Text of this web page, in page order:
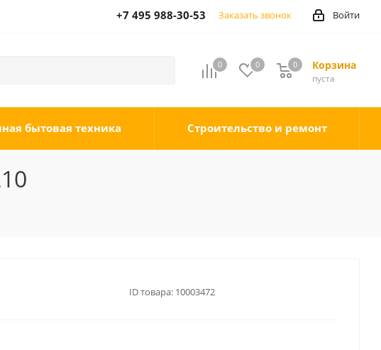
Войти
+7 495 988-30-53 Заказать звонок
0 0 Корзина
0
пуста
0
бытовая техника Строительство и ремонт
ID товара: 10003472